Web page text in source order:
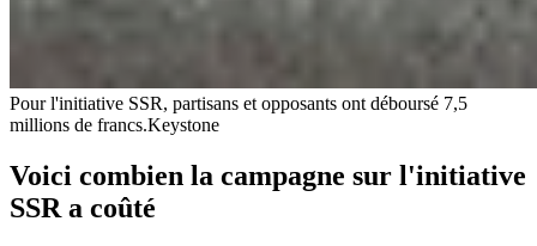
Pour l'initiative SSR, partisans et opposants ont déboursé 7,5
millions de francs.Keystone
Voici combien la campagne sur l'initiative
SSR a coûté